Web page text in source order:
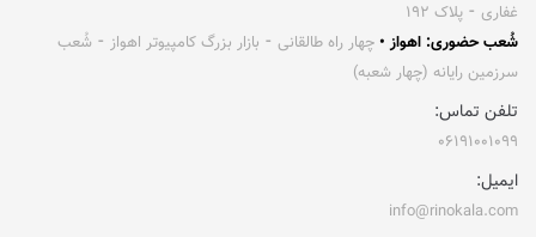
غفاری ⁃ پلاک ۱۹۲
شُعب حضوری: اهواز • چهار راه طالقانی ⁃ بازار بزرگ کامپیوتر اهواز ⁃ شُعب
سرزمین رایانه (چهار شعبه)
تلفن تماس:
۰۶۱۹۱۰۰۱۰۹۹
ایمیل:
info@rinokala.com